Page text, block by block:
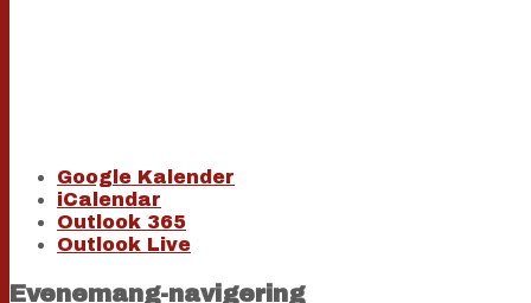
Google Kalender
iCalendar
Outlook 365
Outlook Live
Evenemang-navigering